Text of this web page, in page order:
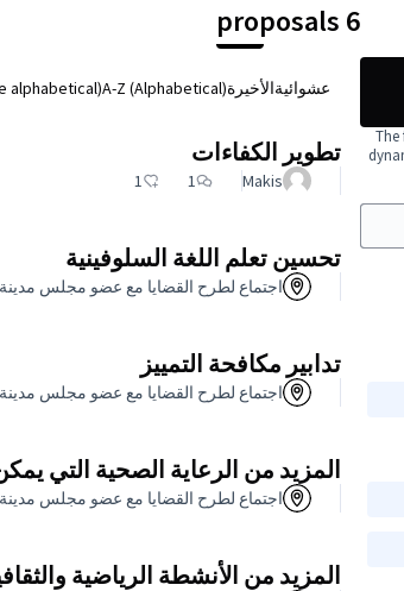
The
6 proposals
عشوائيةالأخيرةA-Z (Alphabetical)
alphabetical)
تطوير الكفاءات
Makis
1
1
تحسين تعلم اللغة السلوفينية
اجتماع لطرح القضايا مع عضو مجلس مدينة
تدابير مكافحة التمييز
اجتماع لطرح القضايا مع عضو مجلس مدينة
المزيد من الرعاية الصحية التي
اجتماع لطرح القضايا مع عضو مجلس مدينة
المزيد من الأنشطة الرياضية